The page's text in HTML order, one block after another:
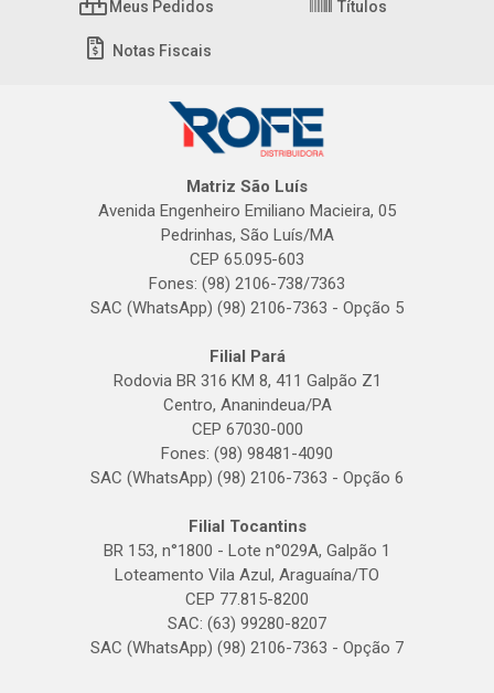
Meus Pedidos Títulos
Notas Fiscais
Matriz São Luís
Avenida Engenheiro Emiliano Macieira, 05
Pedrinhas, São Luís/MA
CEP 65.095-603
Fones: (98) 2106-738/7363
SAC (WhatsApp) (98) 2106-7363 - Opção 5
Filial Pará
Rodovia BR 316 KM 8, 411 Galpão Z1
Centro, Ananindeua/PA
CEP 67030-000
Fones: (98) 98481-4090
SAC (WhatsApp) (98) 2106-7363 - Opção 6
Filial Tocantins
BR 153, n°1800 - Lote n°029A, Galpão 1
Loteamento Vila Azul, Araguaína/TO
CEP 77.815-8200
SAC: (63) 99280-8207
SAC (WhatsApp) (98) 2106-7363 - Opção 7